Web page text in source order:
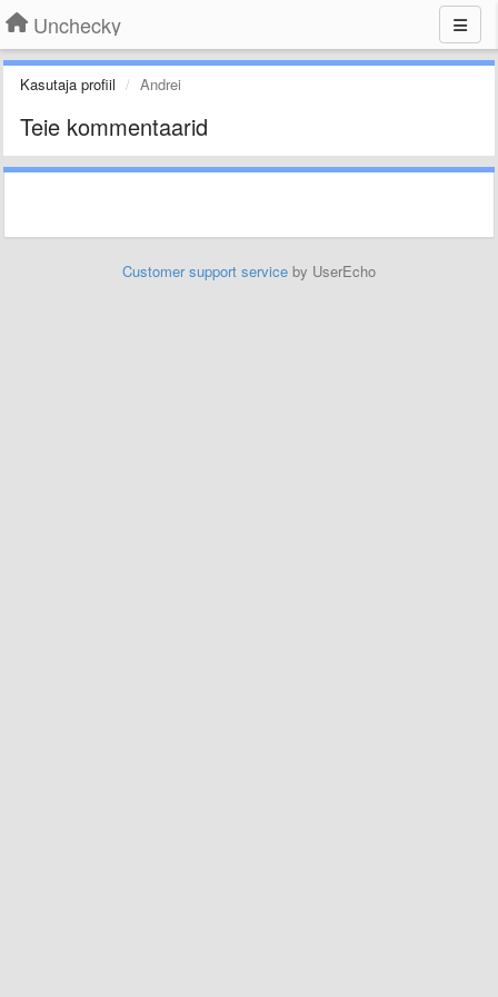
Unchecky
Kasutaja profiil Andrei
Teie kommentaarid
Customer support service by UserEcho